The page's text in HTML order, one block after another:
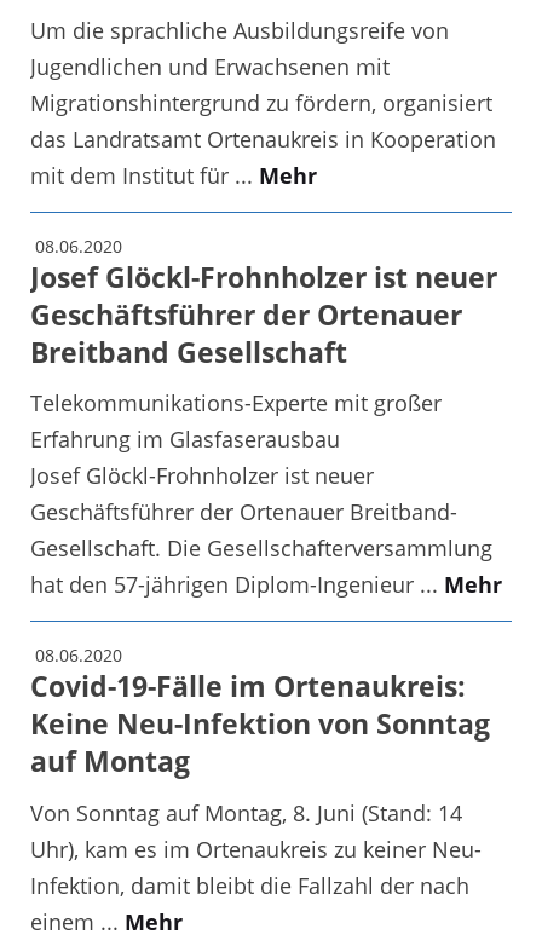
Um die sprachliche Ausbildungsreife von
Jugendlichen und Erwachsenen mit
Migrationshintergrund zu fördern, organisiert
das Landratsamt Ortenaukreis in Kooperation
mit dem Institut für ... Mehr
08.06.2020
Josef Glöckl-Frohnholzer ist neuer
Geschäftsführer der Ortenauer
Breitband Gesellschaft
Telekommunikations-Experte mit großer
Erfahrung im Glasfaserausbau
Josef Glöckl-Frohnholzer ist neuer
Geschäftsführer der Ortenauer Breitband-
Gesellschaft. Die Gesellschafterversammlung
hat den 57-jährigen Diplom-Ingenieur ... Mehr
08.06.2020
Covid-19-Fälle im Ortenaukreis:
Keine Neu-Infektion von Sonntag
auf Montag
Von Sonntag auf Montag, 8. Juni (Stand: 14
Uhr), kam es im Ortenaukreis zu keiner Neu-
Infektion, damit bleibt die Fallzahl der nach
einem ... Mehr